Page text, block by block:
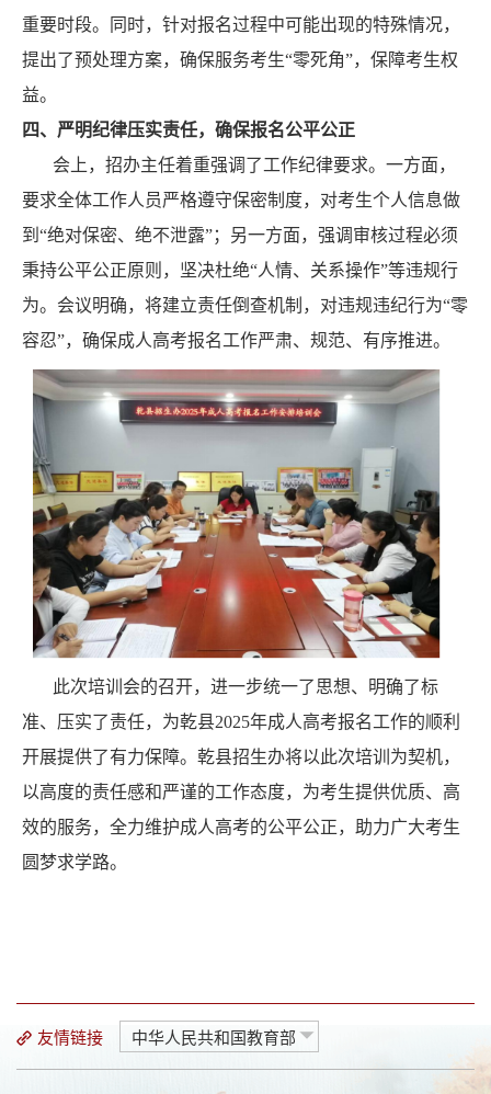
重要时段。同时，针对报名过程中可能出现的特殊情况，
提出了预处理方案，确保服务考生“零死角”，保障考生权
益。
四、严明纪律压实责任，确保报名公平公正
会上，招办主任着重强调了工作纪律要求。一方面，
要求全体工作人员严格遵守保密制度，对考生个人信息做
到 “绝对保密、绝不泄露”；另一方面，强调审核过程必须
秉持公平公正原则，坚决杜绝“人情、 关系操作”等违规行
为。会议明确，将建立责任倒查机制，对违规违纪行为“零
容忍”，确保成人高考报名工作严肃、规范、有序推进。
此次培训会的召开，进一步统一了思想、明确了标
准、压实了责任，为乾县2025年成人高考报名工作的顺利
开展提供了有力保障。乾县招生办将以此次培训为契机，
以高度的责任感和严谨的工作态度，为考生提供优质、高
效的服务，全力维护成人高考的公平公正，助力广大考生
圆梦求学路。
友情链接 中华人民共和国教育部